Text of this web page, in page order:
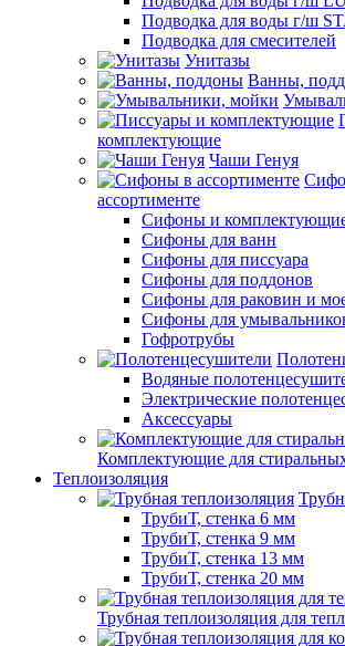
Подводка для воды г/ш
Подводка для смесителей
Унитазы
Ванны,
комплектующие
Чаши Генуя
ассортименте
Сифоны и комплектующие
Сифоны для ванн
Сифоны для писсуара
Сифоны для поддонов
Сифоны для раковин и
Сифоны для
Гофротрубы
Водяные
Электрические
Аксессуары
Комплектующие для
Теплоизоляция
ТрубиТ, стенка 6 мм
ТрубиТ, стенка 9 мм
ТрубиТ, стенка 13 мм
ТрубиТ, стенка 20 мм
Трубная теплоизоляция для